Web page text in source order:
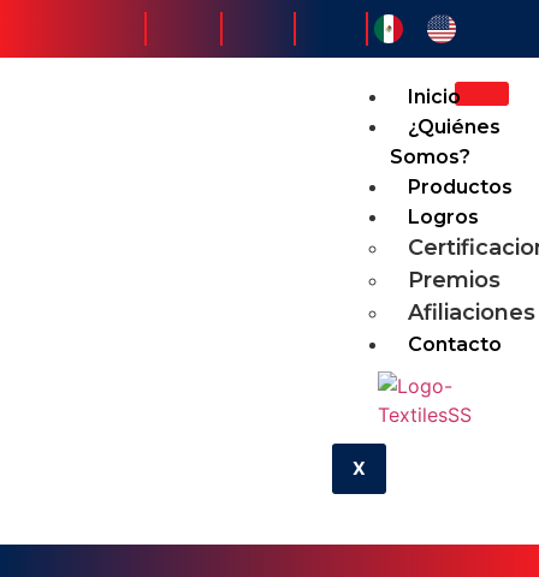
Inicio
¿Quiénes
Somos?
Productos
Logros
Premios
Afiliaciones
Contacto
X